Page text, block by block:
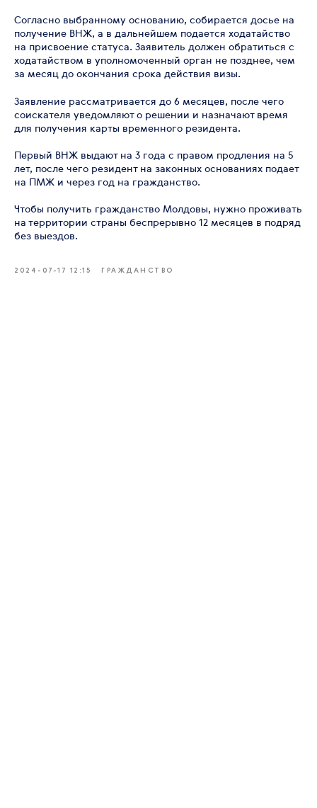
Согласно выбранному основанию, собирается досье на
получение ВНЖ, а в дальнейшем подается ходатайство
на присвоение статуса. Заявитель должен обратиться с
ходатайством в уполномоченный орган не позднее, чем
за месяц до окончания срока действия визы.
Заявление рассматривается до 6 месяцев, после чего
соискателя уведомляют о решении и назначают время
для получения карты временного резидента.
Первый ВНЖ выдают на 3 года с правом продления на 5
лет, после чего резидент на законных основаниях подает
на ПМЖ и через год на гражданство.
Чтобы получить гражданство Молдовы, нужно проживать
на территории страны беспрерывно 12 месяцев в подряд
без выездов.
2024-07-17 12:15 ГРАЖДАНСТВО